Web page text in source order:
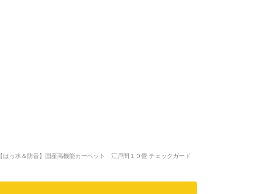
【はっ水＆防音】国産高機能カーペット 江戸間１０畳 チェックガード